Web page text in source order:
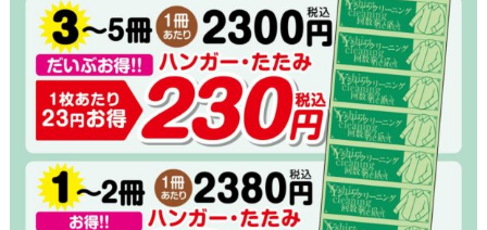
求人募集
ご利用規約
最近の投稿